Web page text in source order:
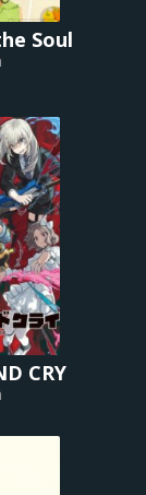
Soul
of
CRY